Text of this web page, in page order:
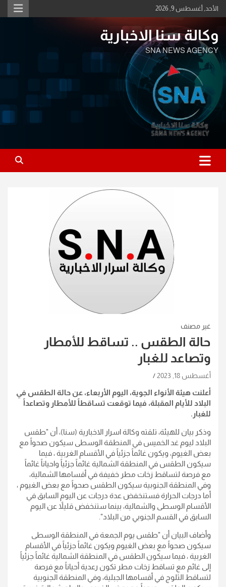
Skip
to
الأحد, أغسطس 9, 2026
وكالة سنا الاخبارية
SNA NEWS AGENCY
غير مصنف
حالة الطقس .. تساقط للأمطار
وتصاعد للغبار
أغسطس 18, 2023
أعلنت هيئة الأنواء الجوية، اليوم الأربعاء، عن حالة الطقس في
البلاد للأيام المقبلة، فيما توقعت تساقطاً للأمطار وتصاعداً
للغبار.
وذكر بيان للهيئة، تلقته وكالة اسرار الاخبارية (سنا)، أن "طقس
البلاد ليوم غد الخميس في المنطقة الوسطى سيكون صحواً مع
بعض الغيوم، ويكون غائماً جزئياً في الأقسام الغربية ، فيما
سيكون الطقس في المنطقة الشمالية غائماً جزئياً واحياناً غائماً
مع فرصة لتساقط زخات مطر خفيفة في أقسامها الشمالية،
وفي المنطقة الجنوبية سيكون الطقس صحواً مع بعض الغيوم ،
أما درجات الحرارة فستنخفض عدة درجات عن اليوم السابق في
الأقسام الوسطى والشمالية، بينما ستنخفض قليلاً عن اليوم
السابق في القسم الجنوبي من البلاد".
وأضاف البيان أن "طقس يوم الجمعة في المنطقة الوسطى
سيكون صحواً مع بعض الغيوم ويكون غائماً جزئياً في الأقسام
الغربية ، فيما سيكون الطقس في المنطقة الشمالية غائماً جزئياً
إلى غائم مع تساقط زخات مطر تكون رعدية أحياناً مع فرصة
لتساقط الثلوج في أقسامها الجبلية، وفي المنطقة الجنوبية